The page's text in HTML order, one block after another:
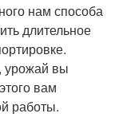
нам способа
длительное
урожай вы
вам
работы.